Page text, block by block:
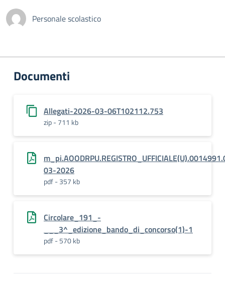
Personale scolastico
Documenti
Allegati-2026-03-06T102112.753
zip - 711 kb
03-2026
pdf - 357 kb
Circolare_191_-
___3^_edizione_bando_di_concorso(1)-1
pdf - 570 kb